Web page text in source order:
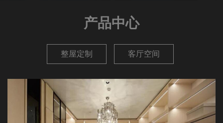
产品中心
整屋定制 客厅空间